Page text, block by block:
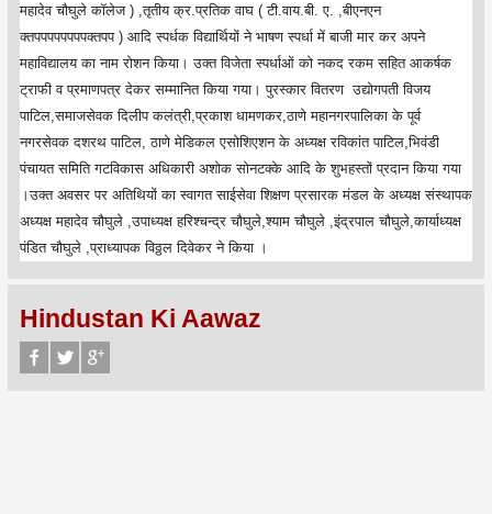
महादेव चौघुले कॉलेज ) ,तृतीय क्र.प्रतिक वाघ ( टी.वाय.बी. ए. ,बीएनएन
क्तपपपपपपपपक्तपप ) आदि स्पर्धक विद्यार्थियों ने भाषण स्पर्धा में बाजी मार कर अपने
महाविद्यालय का नाम रोशन किया। उक्त विजेता स्पर्धाओं को नकद रकम सहित आकर्षक
ट्राफी व प्रमाणपत्र देकर सम्मानित किया गया। पुरस्कार वितरण उद्योगपती विजय
पाटिल,समाजसेवक दिलीप कलंत्री,प्रकाश धामणकर,ठाणे महानगरपालिका के पूर्व
नगरसेवक दशरथ पाटिल, ठाणे मेडिकल एसोशिएशन के अध्यक्ष रविकांत पाटिल,भिवंडी
पंचायत समिति गटविकास अधिकारी अशोक सोनटक्के आदि के शुभहस्तों प्रदान किया गया
।उक्त अवसर पर अतिथियों का स्वागत साईसेवा शिक्षण प्रसारक मंडल के अध्यक्ष संस्थापक
अध्यक्ष महादेव चौघुले ,उपाध्यक्ष हरिश्चन्द्र चौघुले,श्याम चौघुले ,इंद्रपाल चौघुले,कार्याध्यक्ष
पंडित चौघुले ,प्राध्यापक विठ्ठल दिवेकर ने किया ।
Hindustan Ki Aawaz